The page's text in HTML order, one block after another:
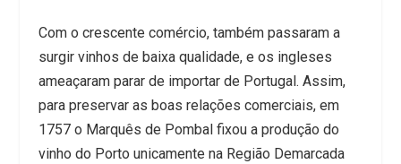
Com o crescente comércio, também passaram a
surgir vinhos de baixa qualidade, e os ingleses
ameaçaram parar de importar de Portugal. Assim,
para preservar as boas relações comerciais, em
1757 o Marquês de Pombal fixou a produção do
vinho do Porto unicamente na Região Demarcada